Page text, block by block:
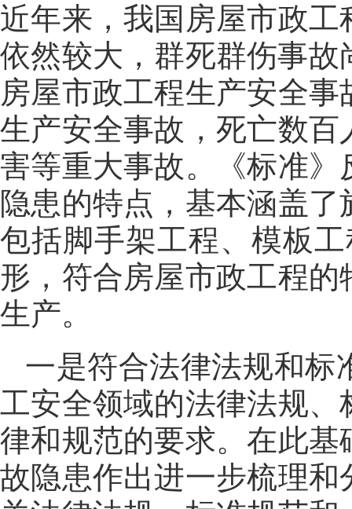
近年来，我国房屋市政
依然较大，群死群伤事
房屋市政工程生产安全
生产安全事故，死亡数
害等重大事故。《标准
隐患的特点，基本涵盖
包括脚手架工程、模板
形，符合房屋市政工程
生产。
一是符合法律法规和标
工安全领域的法律法规
律和规范的要求。在此
故隐患作出进一步梳理